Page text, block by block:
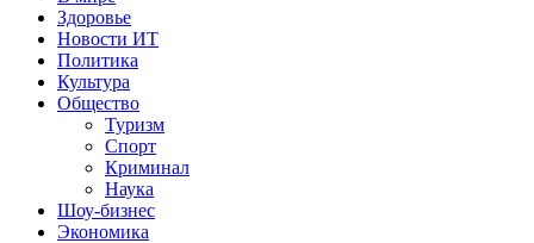
Здоровье
Новости ИТ
Политика
Культура
Общество
Туризм
Спорт
Криминал
Наука
Шоу-бизнес
Экономика